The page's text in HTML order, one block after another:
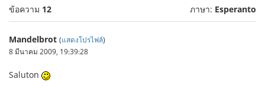
ข้อความ 12 ภาษา: Esperanto
Mandelbrot (แสดงโปรไฟล์)
8 มีนาคม 2009, 19:39:28
Saluton